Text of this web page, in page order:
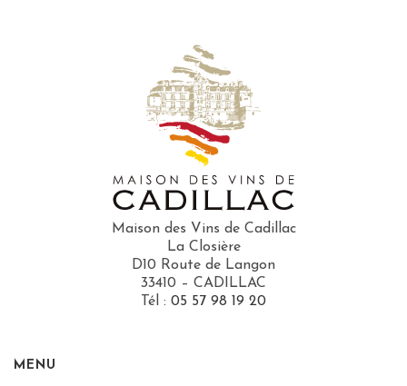
Maison des Vins de Cadillac
La Closière
D10 Route de Langon
33410 – CADILLAC
Tél : 05 57 98 19 20
MENU